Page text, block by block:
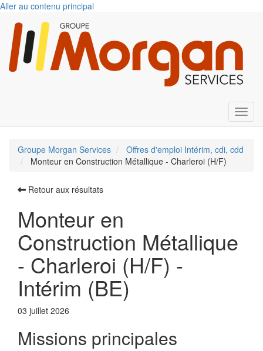
Aller au contenu principal
Groupe Morgan Services
Offres d'emploi Intérim, cdi, cdd
Monteur en Construction Métallique - Charleroi (H/F)
Retour aux résultats
Monteur en
Construction Métallique
- Charleroi (H/F) -
Intérim (BE)
03 juillet 2026
Missions principales